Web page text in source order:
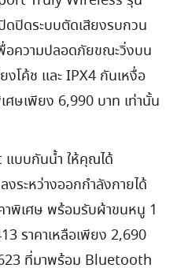
ดปิดระบบตัดเสียงรบกวน
อความปลอดภัยขณะวิ่งบน
โค้ช และ IPX4 กันเหงื่อ
ษเพียง 6,990 บาท เท่านั้น
บบกันน้ำ ให้คุณได้
ระหว่างออกกำลังกายได้
าพิเศษ พร้อมรับผ้าขนหนู 1
ราคาเหลือเพียง 2,690
ที่มาพร้อม Bluetooth